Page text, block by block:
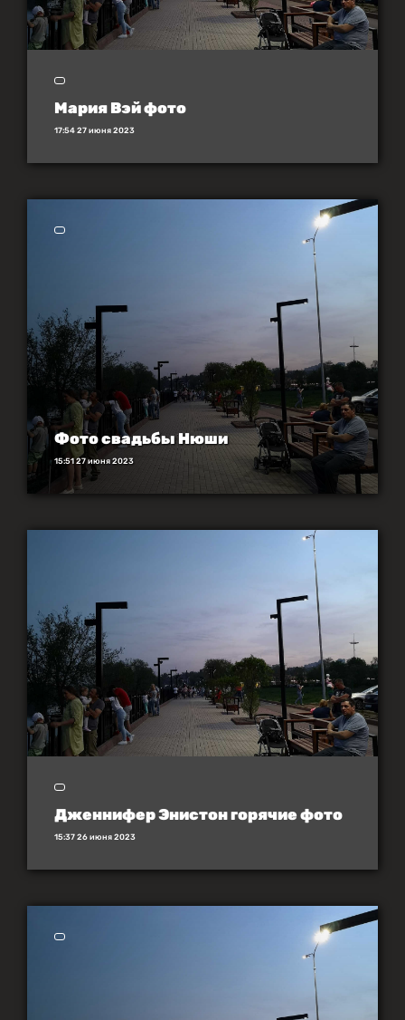
Мария Вэй фото
17:54 27 июня 2023
Фото свадьбы Нюши
15:51 27 июня 2023
Дженнифер Энистон горячие фото
15:37 26 июня 2023